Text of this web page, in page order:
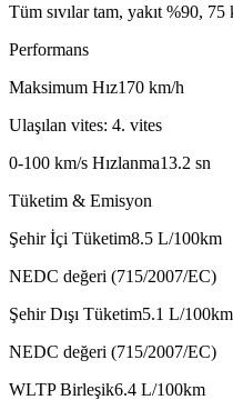
Tüm sıvılar tam, yakıt %90,
Performans
Maksimum Hız170 km/h
Ulaşılan vites: 4. vites
0-100 km/s Hızlanma13.2 sn
Tüketim & Emisyon
Şehir İçi Tüketim8.5 L/100km
NEDC değeri (715/2007/EC)
Şehir Dışı Tüketim5.1 L/100km
NEDC değeri (715/2007/EC)
WLTP Birleşik6.4 L/100km